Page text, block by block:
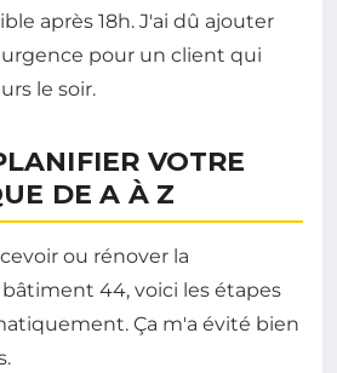
après 18h. J'ai dû ajouter
pour un client qui
le soir.
VOTRE
DE A À Z
ou rénover la
44, voici les étapes
Ça m'a évité bien